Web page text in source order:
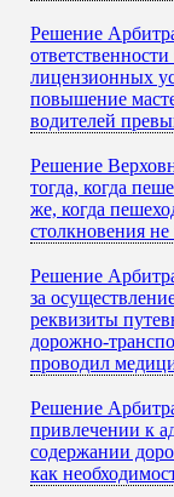
Решение
лицензионных
повышение
водителей
Решение
тогда, когда
же, когда
столкновения
Решение
за
реквизиты
дорожно-
проводил
Решение
привлечении к
содержании
как